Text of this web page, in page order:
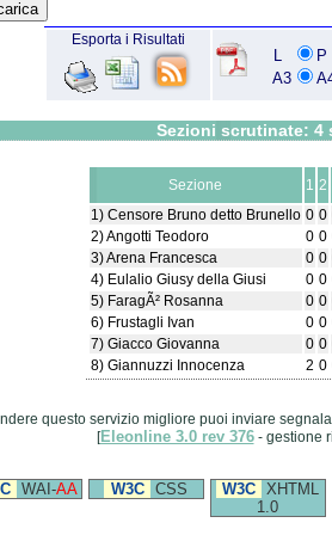
Esporta i Risultati
L
P
A3
Sezioni scrutinate:
Sezione 1 2
1) Censore Bruno detto Brunello 0 0
2) Angotti Teodoro
0 0
3) Arena Francesca
0 0
4) Eulalio Giusy della Giusi
0 0
5) FaragÃ² Rosanna
0 0
6) Frustagli Ivan
0 0
7) Giacco Giovanna
0 0
8) Giannuzzi Innocenza
2 0
questo servizio migliore puoi inviare
[Eleonline 3.0 rev 376- gestione
WAI-AA W3C CSS W3C
XHTML
1.0